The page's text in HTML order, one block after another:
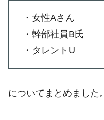
・女性Aさん
・幹部社員B氏
・タレントU
についてまとめました。